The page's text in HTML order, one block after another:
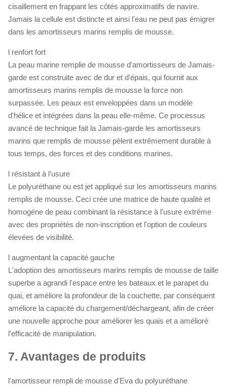
cisaillement en frappant les côtés approximatifs de navire.
Jamais la cellule est distincte et ainsi l'eau ne peut pas émigrer
dans les amortisseurs marins remplis de mousse.
l renfort fort
La peau marine remplie de mousse d'amortisseurs de Jamais-
garde est construite avec de dur et d'épais, qui fournit aux
amortisseurs marins remplis de mousse la force non
surpassée. Les peaux est enveloppées dans un modèle
d'hélice et intégrées dans la peau elle-même. Ce processus
avancé de technique fait la Jamais-garde les amortisseurs
marins que remplis de mousse pèlent extrêmement durable à
tous temps, des forces et des conditions marines.
l résistant à l'usure
Le polyuréthane ou est jet appliqué sur les amortisseurs marins
remplis de mousse. Ceci crée une matrice de haute qualité et
homogène de peau combinant la résistance à l'usure extrême
avec des propriétés de non-inscription et l'option de couleurs
élevées de visibilité.
l augmentant la capacité gauche
L'adoption des amortisseurs marins remplis de mousse de taille
superbe a agrandi l'espace entre les bateaux et le parapet du
quai, et améliore la profondeur de la couchette, par conséquent
améliore la capacité du chargement/déchargeant, afin de créer
une nouvelle approche pour améliorer les quais et a amélioré
l'efficacité de manipulation.
7. Avantages de produits
l'amortisseur rempli de mousse d'Eva du polyuréthane